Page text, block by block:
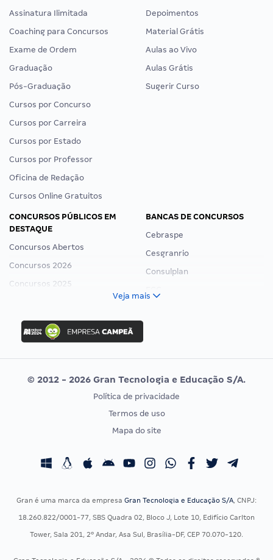
Assinatura Ilimitada
Coaching para Concursos
Exame de Ordem
Graduação
Pós-Graduação
Cursos por Concurso
Cursos por Carreira
Cursos por Estado
Cursos por Professor
Oficina de Redação
Cursos Online Gratuitos
Depoimentos
Material Grátis
Aulas ao Vivo
Aulas Grátis
Sugerir Curso
CONCURSOS PÚBLICOS EM
DESTAQUE
Concursos Abertos
Concursos 2026
Concursos 2025
Concurso Ibama
Concurso MPU
Editais publicados
BANCAS DE CONCURSOS
Cebraspe
Cesgranrio
Consulplan
Vunesp
CONCURSOS POR PROFISSÃO
Concursos Fiscais
EXAME DE ORDEM
Calendário OAB
Veja mais
© 2012 - 2026 Gran Tecnologia e Educação S/A.
Política de privacidade
Termos de uso
Mapa do site
Gran é uma marca da empresa Gran Tecnologia e Educação S/A, CNPJ:
18.260.822/0001-77, SBS Quadra 02, Bloco J, Lote 10, Edifício Carlton
Tower, Sala 201, 2º Andar, Asa Sul, Brasília-DF, CEP 70.070-120.